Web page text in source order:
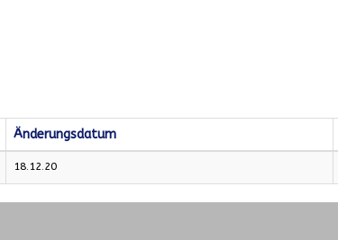
Änderungsdatum
18.12.20